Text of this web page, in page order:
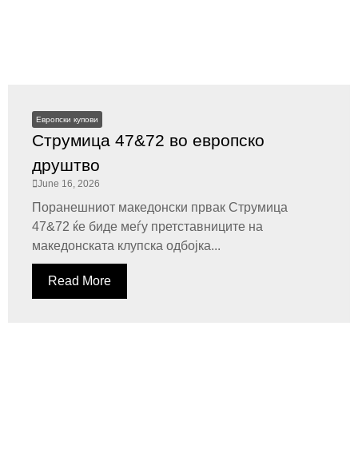
Европски купови
Струмица 47&72 во европско
друштво
June 16, 2026
Поранешниот македонски првак Струмица
47&72 ќе биде меѓу претставниците на
македонската клупска одбојка...
Read More